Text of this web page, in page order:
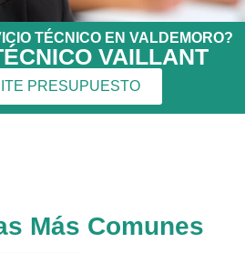
TÉCNICO EN VALDEMORO?
VAILLANT
PRESUPUESTO
Más Comunes